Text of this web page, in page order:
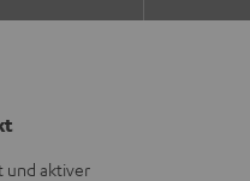
und aktiver